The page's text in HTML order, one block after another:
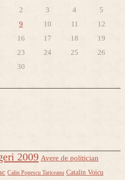
2 3 4
5
9 10 11
12
16 17 18
19
23 24 25
26
30
2009 Avere de politician
Calin Popescu Tariceanu Catalin Voicu